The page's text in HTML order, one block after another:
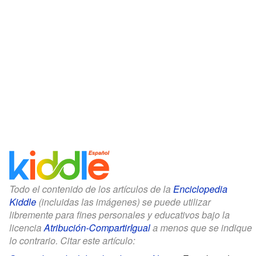
Todo el contenido de los artículos de la Enciclopedia
Kiddle (incluidas las imágenes) se puede utilizar
libremente para fines personales y educativos bajo la
licenciaAtribución-CompartirIguala menos que se indique
lo contrario. Citar este artículo: